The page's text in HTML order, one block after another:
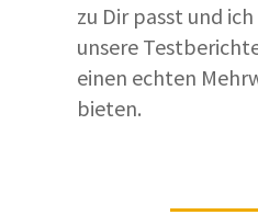
zu Dir passt und
unsere
einen echten
bieten.